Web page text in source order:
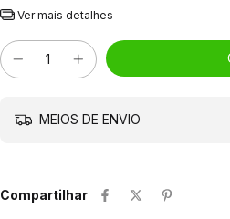
Ver mais detalhes
MEIOS DE ENVIO
Compartilhar